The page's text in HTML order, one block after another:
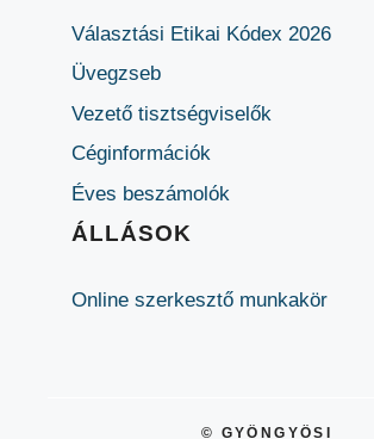
Választási Etikai Kódex 2026
Üvegzseb
Vezető tisztségviselők
Céginformációk
Éves beszámolók
ÁLLÁSOK
Online szerkesztő munkakör
© GYÖNGYÖSI